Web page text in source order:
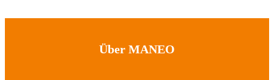
Über MANEO